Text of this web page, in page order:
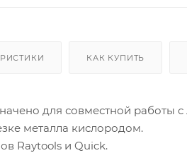
КАК КУПИТЬ
для совместной работы
металла кислородом.
Raytools и Quick.